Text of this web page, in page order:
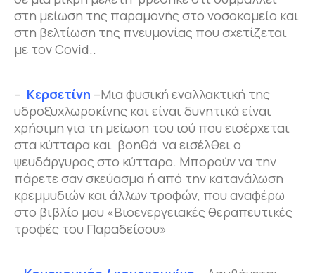
στη μείωση της παραμονής στο νοσοκομείο και
στη βελτίωση της πνευμονίας που σχετίζεται
με τον Covid..
– Κερσετίνη –Μια φυσική εναλλακτική της
υδροξυχλωροκίνης και είναι δυνητικά είναι
χρήσιμη για τη μείωση του ιού που εισέρχεται
στα κύτταρα και βοηθά να εισέλθει ο
ψευδάργυρος στο κύτταρο. Μπορούν να την
πάρετε σαν σκεύασμα ή από την κατανάλωση
κρεμμυδιών και άλλων τροφών, που αναφέρω
στο βιβλίο μου «Βιοενεργειακές θεραπευτικές
τροφές του Παραδείσου»